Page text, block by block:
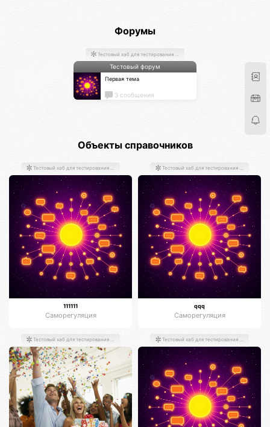
Форумы
Тестовый хаб для тестирования хабов
Тестовый форум
Первая тема
3 сообщения
Объекты справочников
Тестовый хаб для тестирования хабов
111111
Саморегуляция
Тестовый хаб для тестирования хабов
qqq
Саморегуляция
Тестовый хаб для тестирования хабов Тестовый хаб для тестирования хабов